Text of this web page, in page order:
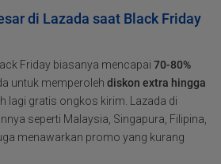
di Lazada saat Black Friday
Friday biasanya mencapai 70-80%
untuk memperoleh diskon extra hingga
lagi gratis ongkos kirim. Lazada di
seperti Malaysia, Singapura, Filipina,
menawarkan promo yang kurang